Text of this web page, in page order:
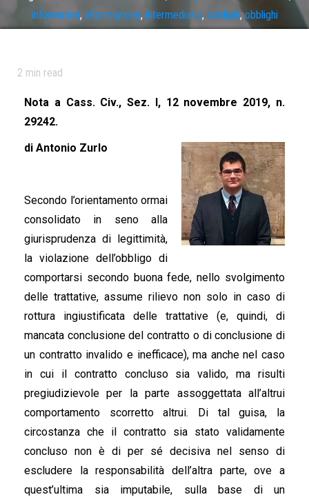
information, informazione, intermediario, obblighi,obblighi
2 min read
Nota a Cass. Civ., Sez. I, 12 novembre 2019, n.
29242.
di Antonio Zurlo
Secondo l’orientamento ormai
consolidato in seno alla
giurisprudenza di legittimità,
la violazione dell’obbligo di
comportarsi secondo buona fede, nello svolgimento
delle trattative, assume rilievo non solo in caso di
rottura ingiustificata delle trattative (e, quindi, di
mancata conclusione del contratto o di conclusione di
un contratto invalido e inefficace), ma anche nel caso
in cui il contratto concluso sia valido, ma risulti
pregiudizievole per la parte assoggettata all’altrui
comportamento scorretto altrui. Di tal guisa, la
circostanza che il contratto sia stato validamente
concluso non è di per sé decisiva nel senso di
escludere la responsabilità dell’altra parte, ove a
quest’ultima sia imputabile, sulla base di un